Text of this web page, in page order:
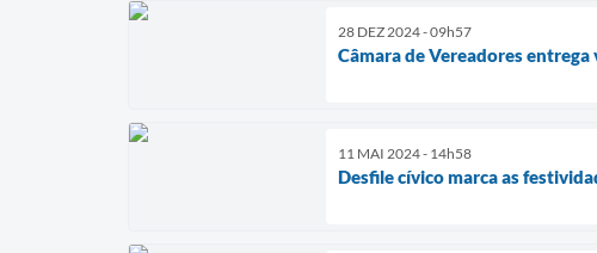
28 DEZ 2024 - 09h57
Câmara de Vereadores
11 MAI 2024 - 14h58
Desfile cívico marca as